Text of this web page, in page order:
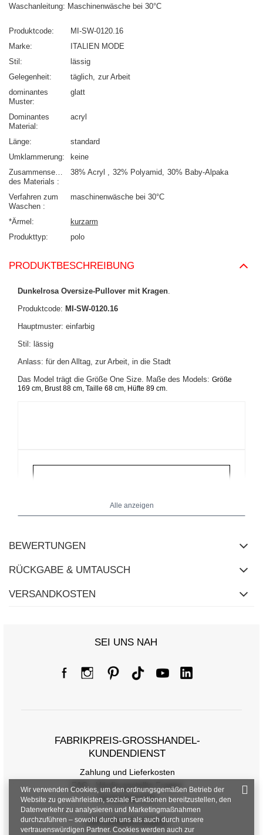
Waschanleitung: Maschinenwäsche bei 30°C
Produktcode
MI-SW-0120.16
Marke
ITALIEN MODE
Stil
lässig
Gelegenheit
täglich zur Arbeit
dominantes
Muster
glatt
Dominantes
Material
acryl
Länge
standard
Umklammerung
keine
Zusammensetzung
des Materials
38% Acryl 32% Polyamid 30% Baby-Alpaka
Verfahren zum
Waschen
maschinenwäsche bei 30°C
*Ärmel
kurzarm
Produkttyp
polo
PRODUKTBESCHREIBUNG
Dunkelrosa Oversize-Pullover mit Kragen
Produktcode: MI-SW-0120.16
Hauptmuster: einfarbig
Stil: lässig
Anlass: für den Alltag, zur Arbeit, in die Stadt
Das Model trägt die Größe One Size. Maße des Models: Größe
169 cm, Brust 88 cm, Taille 68 cm, Hüfte 89 cm
Größentabelle
[A] Brustumfang 96
[D] Gesamtlänge 66
[E] Ärmellänge 31
Alle anzeigen
BEWERTUNGEN
RÜCKGABE & UMTAUSCH
VERSANDKOSTEN
SEI UNS NAH
FABRIKPREIS-GROSSHANDEL-K
UNDENDIENST
Zahlung und Lieferkosten
FAQ - Häufig gestellte Fragen
Rückgabepolitik
INFORMATIONEN
Wir verwenden Cookies, um den ordnungsgemäßen Betrieb der
Website zu gewährleisten, soziale Funktionen bereitzustellen, den
Datenverkehr zu analysieren und Marketingmaßnahmen
durchzuführen – sowohl durch uns als auch durch unsere
vertrauenswürdigen Partner. Cookies werden auch zur